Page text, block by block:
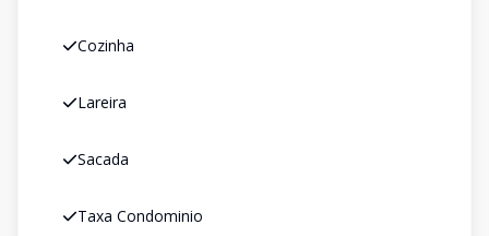
Cozinha
Lareira
Sacada
Taxa Condominio